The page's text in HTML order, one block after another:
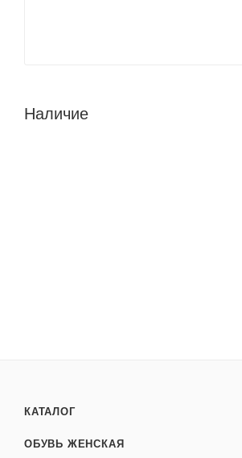
Наличие
КАТАЛОГ
ОБУВЬ ЖЕНСКАЯ